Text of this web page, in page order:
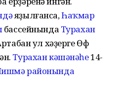
яҙылғанса,Һаҡмар
бассейнында Турахан
ул хәҙерге Өфө
Турахан кәшәнәһе14-
районында